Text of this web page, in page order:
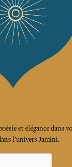
et élégance dans
l'univers Jamini.